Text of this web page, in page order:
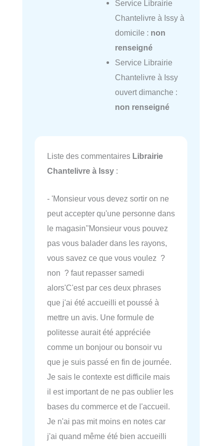
Service Librairie
Chantelivre à Issy à
domicile : non
renseigné
Service Librairie
Chantelivre à Issy
ouvert dimanche :
non renseigné
Liste des commentaires Librairie
Chantelivre à Issy :
- 'Monsieur vous devez sortir on ne
peut accepter qu'une personne dans
le magasin''Monsieur vous pouvez
pas vous balader dans les rayons,
vous savez ce que vous voulez ?
non ? faut repasser samedi
alors'C'est par ces deux phrases
que j'ai été accueilli et poussé à
mettre un avis. Une formule de
politesse aurait été appréciée
comme un bonjour ou bonsoir vu
que je suis passé en fin de journée.
Je sais le contexte est difficile mais
il est important de ne pas oublier les
bases du commerce et de l'accueil.
Je n'ai pas mit moins en notes car
j'ai quand même été bien accueilli